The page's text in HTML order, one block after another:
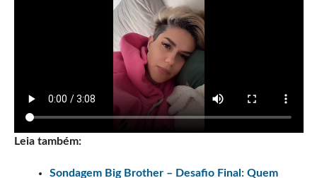
Leia também:
Sondagem Big Brother – Desafio Final: Quem